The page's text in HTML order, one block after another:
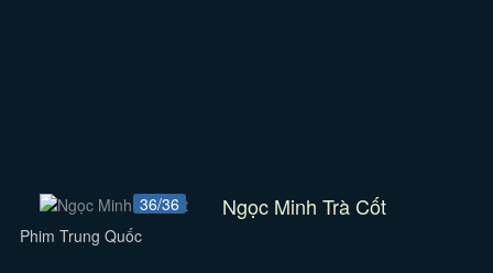
36/36 Ngọc Minh Trà Cốt
Phim Trung Quốc